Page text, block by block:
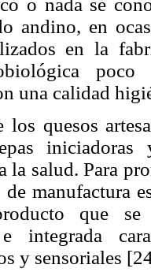
andino, en
en la
una calidad
los quesos
la salud. Para
de manufactura
que
e integrada
y sensoriales